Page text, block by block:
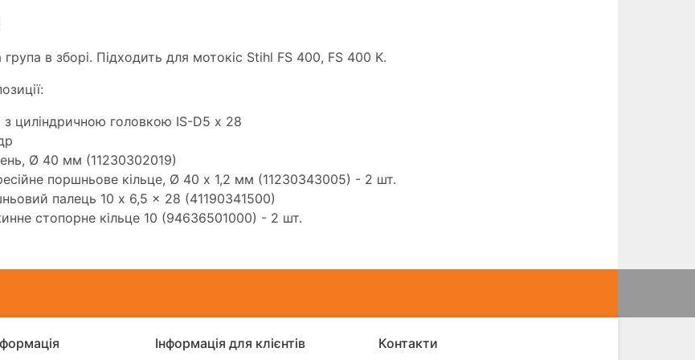
в зборі. Підходить для мотокіс Stihl FS 400, FS 400 K.
з циліндричною головкою IS-D5 х 28
Ø 40 мм (11230302019)
поршньове кільце, Ø 40 х 1,2 мм (11230343005) - 2 шт.
палець 10 x 6,5 x 28 (41190341500)
стопорне кільце 10 (94636501000) - 2 шт.
Інформація для клієнтів Контакти